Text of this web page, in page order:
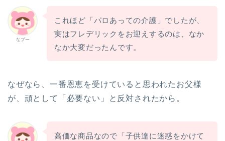
なプー
これほど「パロあっての介護」でしたが、
実はフレデリックをお迎えするのは、なか
なか大変だったんです。
なぜなら、一番恩恵を受けていると思われたお父様
が、頑として「必要ない」と反対されたから。
高価な商品なので「子供達に迷惑をかけて